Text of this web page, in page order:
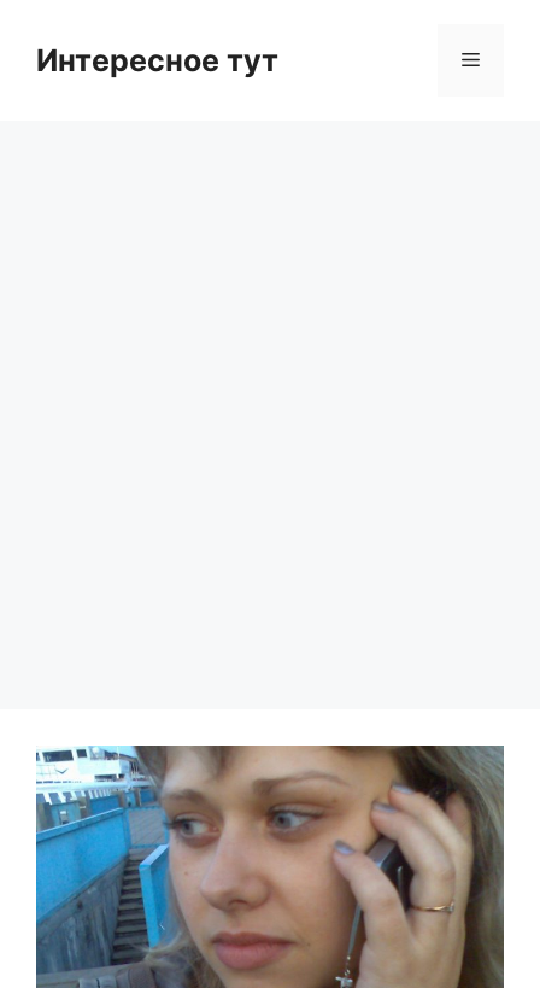
contentИнтересное тут Menu